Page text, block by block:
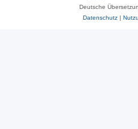
Deutsche
Datenschutz|